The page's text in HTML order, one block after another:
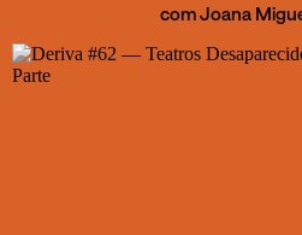
com Joana